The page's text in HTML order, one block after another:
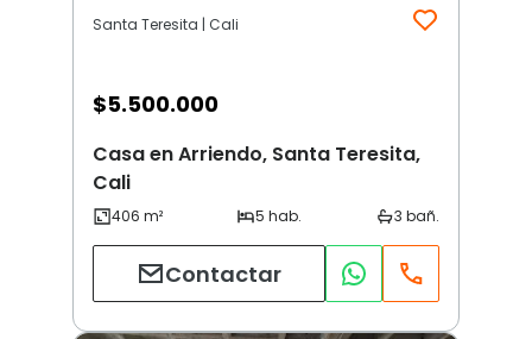
Santa Teresita | Cali
$5.500.000
Casa en Arriendo, Santa Teresita,
Cali
Contactar